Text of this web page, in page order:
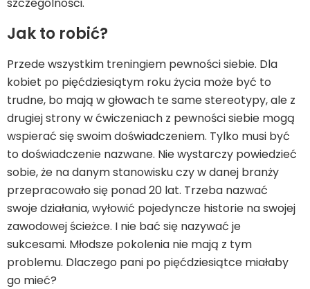
Jak to robić?
Przede wszystkim treningiem pewności siebie. Dla
kobiet po pięćdziesiątym roku życia może być to
trudne, bo mają w głowach te same stereotypy, ale z
drugiej strony w ćwiczeniach z pewności siebie mogą
wspierać się swoim doświadczeniem. Tylko musi być
to doświadczenie nazwane. Nie wystarczy powiedzieć
sobie, że na danym stanowisku czy w danej branży
przepracowało się ponad 20 lat. Trzeba nazwać
swoje działania, wyłowić pojedyncze historie na swojej
zawodowej ścieżce. I nie bać się nazywać je
sukcesami. Młodsze pokolenia nie mają z tym
problemu. Dlaczego pani po pięćdziesiątce miałaby
go mieć?